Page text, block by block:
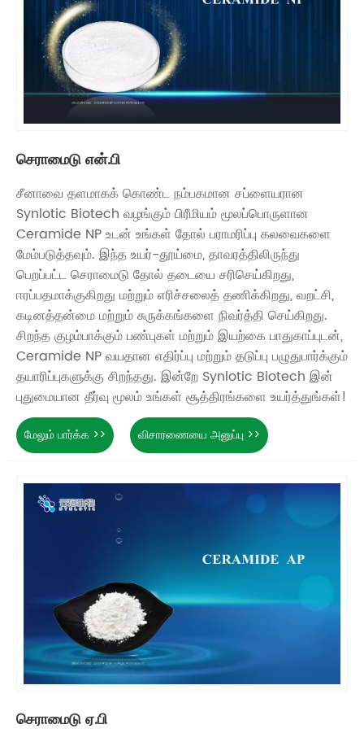
செராமைடு என்.பி
சீனாவை தளமாகக் கொண்ட நம்பகமான சப்ளையரான
Synlotic Biotech வழங்கும் பிரீமியம் மூலப்பொருளான
Ceramide NP உடன் உங்கள் தோல் பராமரிப்பு கலவைகளை
மேம்படுத்தவும். இந்த உயர்-தூய்மை, தாவரத்திலிருந்து
பெறப்பட்ட செராமைடு தோல் தடையை சரிசெய்கிறது,
ஈரப்பதமாக்குகிறது மற்றும் எரிச்சலைத் தணிக்கிறது, வறட்சி,
கடினத்தன்மை மற்றும் சுருக்கங்களை நிவர்த்தி செய்கிறது.
சிறந்த குழம்பாக்கும் பண்புகள் மற்றும் இயற்கை பாதுகாப்புடன்,
Ceramide NP வயதான எதிர்ப்பு மற்றும் தடுப்பு பழுதுபார்க்கும்
தயாரிப்புகளுக்கு சிறந்தது. இன்றே Synlotic Biotech இன்
புதுமையான தீர்வு மூலம் உங்கள் சூத்திரங்களை உயர்த்துங்கள்!
மேலும் பார்க்க >> விசாரணையை அனுப்பு >>
செராமைடு ஏ.பி